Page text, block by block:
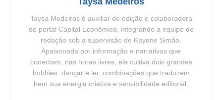
Taysa Medeiros é auxiliar de edição e colaboradora
do portal Capital Econômico, integrando a equipe de
redação sob a supervisão de Kayene Simão.
Apaixonada por informação e narrativas que
conectam, nas horas livres, ela cultiva dois grandes
hobbies: dançar e ler, combinações que traduzem
bem sua energia criativa e sensibilidade editorial.